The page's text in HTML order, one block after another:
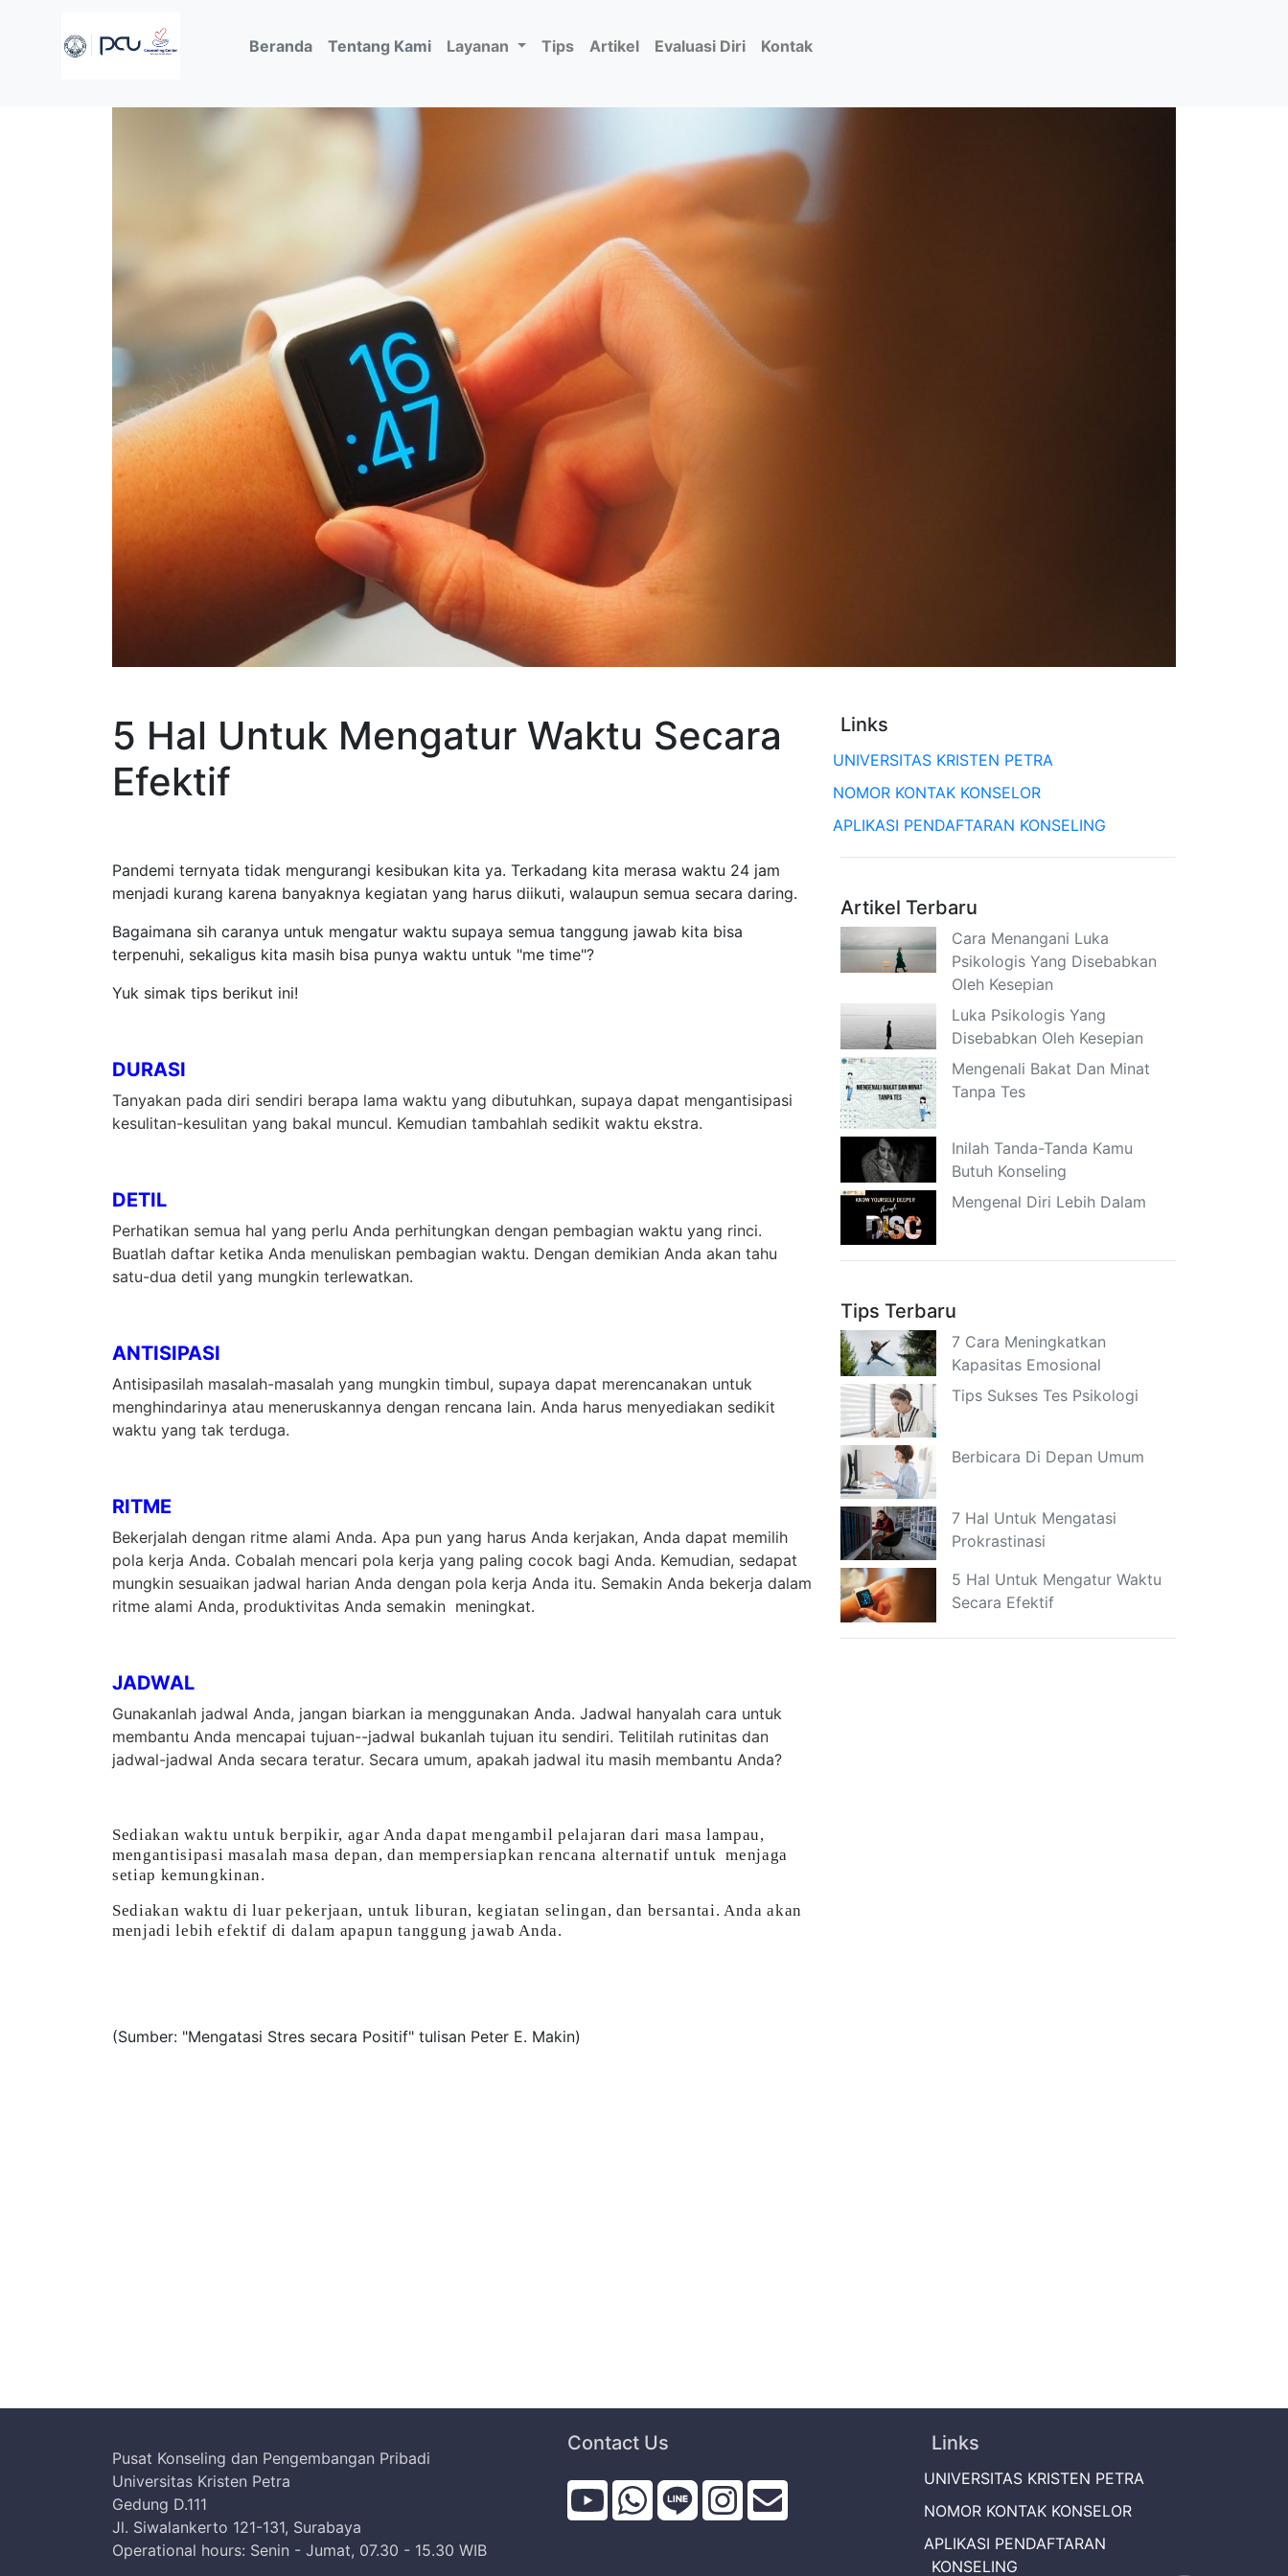
Beranda(current)
Tentang Kami Layanan Tips Artikel Evaluasi Diri Kontak
5 Hal Untuk Mengatur Waktu Secara
Efektif
Pandemi ternyata tidak mengurangi kesibukan kita ya. Terkadang kita merasa waktu 24 jam
menjadi kurang karena banyaknya kegiatan yang harus diikuti, walaupun semua secara daring.
Bagaimana sih caranya untuk mengatur waktu supaya semua tanggung jawab kita bisa
terpenuhi, sekaligus kita masih bisa punya waktu untuk "me time"?
Yuk simak tips berikut ini!
DURASI
Tanyakan pada diri sendiri berapa lama waktu yang dibutuhkan, supaya dapat mengantisipasi
kesulitan-kesulitan yang bakal muncul. Kemudian tambahlah sedikit waktu ekstra.
DETIL
Perhatikan semua hal yang perlu Anda perhitungkan dengan pembagian waktu yang rinci.
Buatlah daftar ketika Anda menuliskan pembagian waktu. Dengan demikian Anda akan tahu
satu-dua detil yang mungkin terlewatkan.
ANTISIPASI
Antisipasilah masalah-masalah yang mungkin timbul, supaya dapat merencanakan untuk
menghindarinya atau meneruskannya dengan rencana lain. Anda harus menyediakan sedikit
waktu yang tak terduga.
RITME
Bekerjalah dengan ritme alami Anda. Apa pun yang harus Anda kerjakan, Anda dapat memilih
pola kerja Anda. Cobalah mencari pola kerja yang paling cocok bagi Anda. Kemudian, sedapat
mungkin sesuaikan jadwal harian Anda dengan pola kerja Anda itu. Semakin Anda bekerja dalam
ritme alami Anda, produktivitas Anda semakin meningkat.
JADWAL
Gunakanlah jadwal Anda, jangan biarkan ia menggunakan Anda. Jadwal hanyalah cara untuk
membantu Anda mencapai tujuan--jadwal bukanlah tujuan itu sendiri. Telitilah rutinitas dan
jadwal-jadwal Anda secara teratur. Secara umum, apakah jadwal itu masih membantu Anda?
Sediakan waktu untuk berpikir, agar Anda dapat mengambil pelajaran dari masa lampau,
mengantisipasi masalah masa depan, dan mempersiapkan rencana alternatif untuk menjaga
setiap kemungkinan.
Sediakan waktu di luar pekerjaan, untuk liburan, kegiatan selingan, dan bersantai. Anda akan
menjadi lebih efektif di dalam apapun tanggung jawab Anda.
(Sumber: "Mengatasi Stres secara Positif" tulisan Peter E. Makin)
Links
UNIVERSITAS KRISTEN PETRA
NOMOR KONTAK KONSELOR
APLIKASI PENDAFTARAN KONSELING
Artikel Terbaru
Cara Menangani Luka
Psikologis Yang Disebabkan
Oleh Kesepian
Luka Psikologis Yang
Disebabkan Oleh Kesepian
Mengenali Bakat Dan Minat
Tanpa Tes
Inilah Tanda-Tanda Kamu
Butuh Konseling
Mengenal Diri Lebih Dalam
Tips Terbaru
7 Cara Meningkatkan
Kapasitas Emosional
Tips Sukses Tes Psikologi
Berbicara Di Depan Umum
7 Hal Untuk Mengatasi
Prokrastinasi
5 Hal Untuk Mengatur Waktu
Secara Efektif
Pusat Konseling dan Pengembangan Pribadi
Universitas Kristen Petra
Gedung D.111
Jl. Siwalankerto 121-131, Surabaya
Operational hours: Senin - Jumat, 07.30 - 15.30 WIB
Contact Us Links
UNIVERSITAS KRISTEN PETRA
NOMOR KONTAK KONSELOR
APLIKASI PENDAFTARAN
KONSELING